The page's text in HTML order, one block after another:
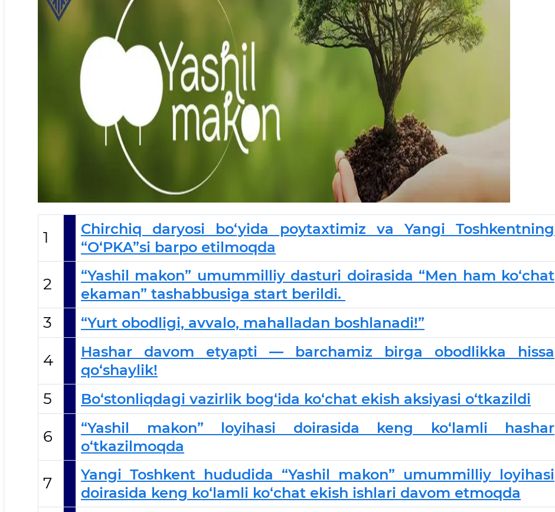
1
Chirchiq daryosi bo‘yida poytaxtimiz va Yangi Toshkentning
“O‘PKA”si barpo etilmoqda
2
“Yashil makon” umummilliy dasturi doirasida “Men ham ko‘chat
ekaman” tashabbusiga start berildi.
3 “Yurt obodligi, avvalo, mahalladan boshlanadi!”
4
Hashar davom etyapti — barchamiz birga obodlikka hissa
qo‘shaylik!
5 Bo‘stonliqdagi vazirlik bog‘ida ko‘chat ekish aksiyasi o‘tkazildi
6
“Yashil makon” loyihasi doirasida keng ko‘lamli hashar
o‘tkazilmoqda
7
Yangi Toshkent hududida “Yashil makon” umummilliy loyihasi
doirasida keng ko‘lamli ko‘chat ekish ishlari davom etmoqda